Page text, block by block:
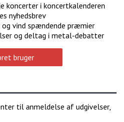
i koncertkalenderen
nyhedsbrev
og vind spændende præmier
og deltag i metal-debatter
bruger
til anmeldelse af udgivelser,